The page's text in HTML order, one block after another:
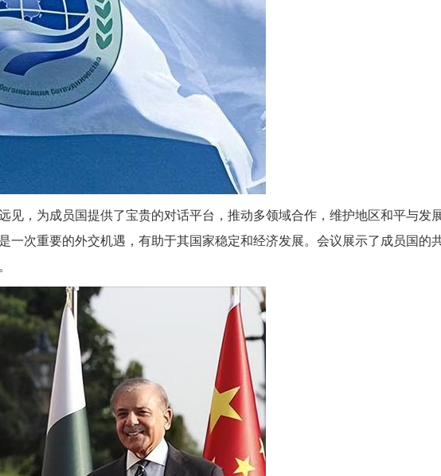
见，为成员国提供了宝贵的对话平台，推动多领域合作，维护地区和平与发
一次重要的外交机遇，有助于其国家稳定和经济发展。会议展示了成员国的